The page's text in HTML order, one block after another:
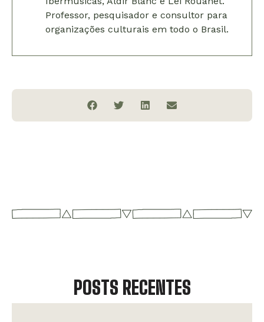
Professor, pesquisador e consultor para
organizações culturais em todo o Brasil.
POSTS RECENTES